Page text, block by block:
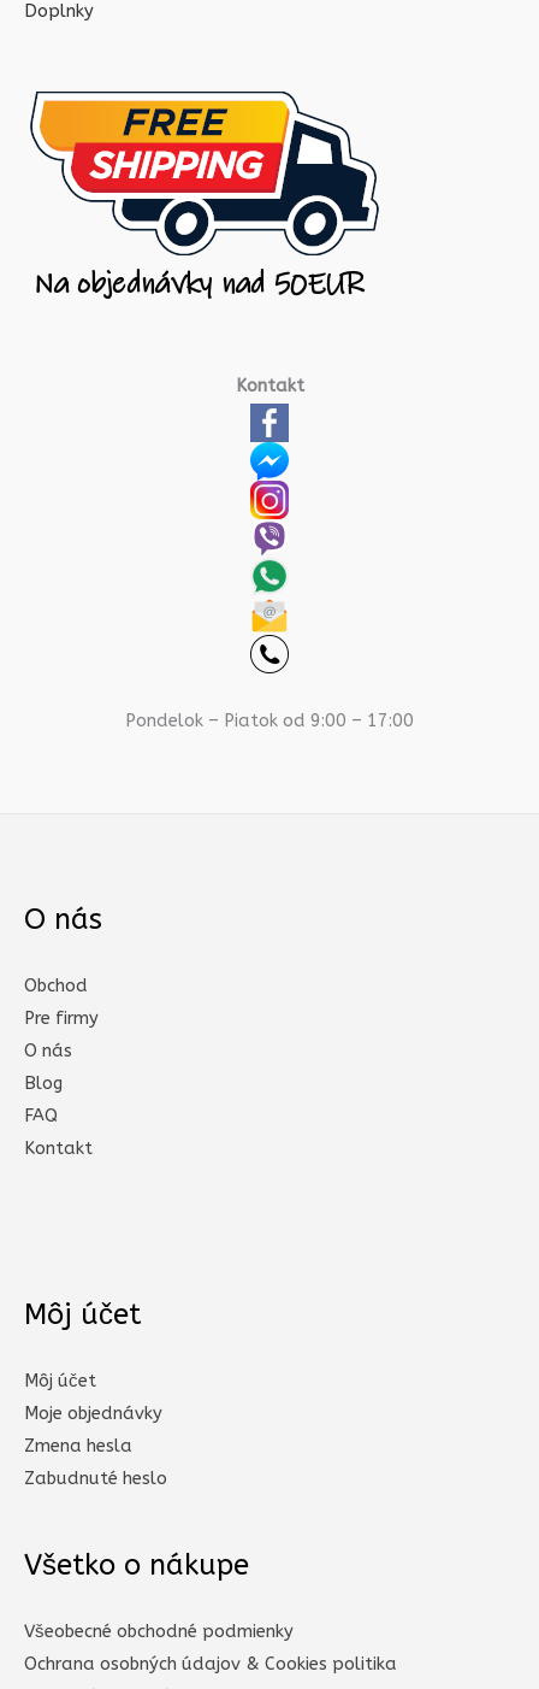
Doplnky
Kontakt
Pondelok – Piatok od 9:00 – 17:00
O nás
Obchod
Pre firmy
O nás
Blog
FAQ
Kontakt
Môj účet
Môj účet
Moje objednávky
Zmena hesla
Zabudnuté heslo
Všetko o nákupe
Všeobecné obchodné podmienky
Ochrana osobných údajov & Cookies politika